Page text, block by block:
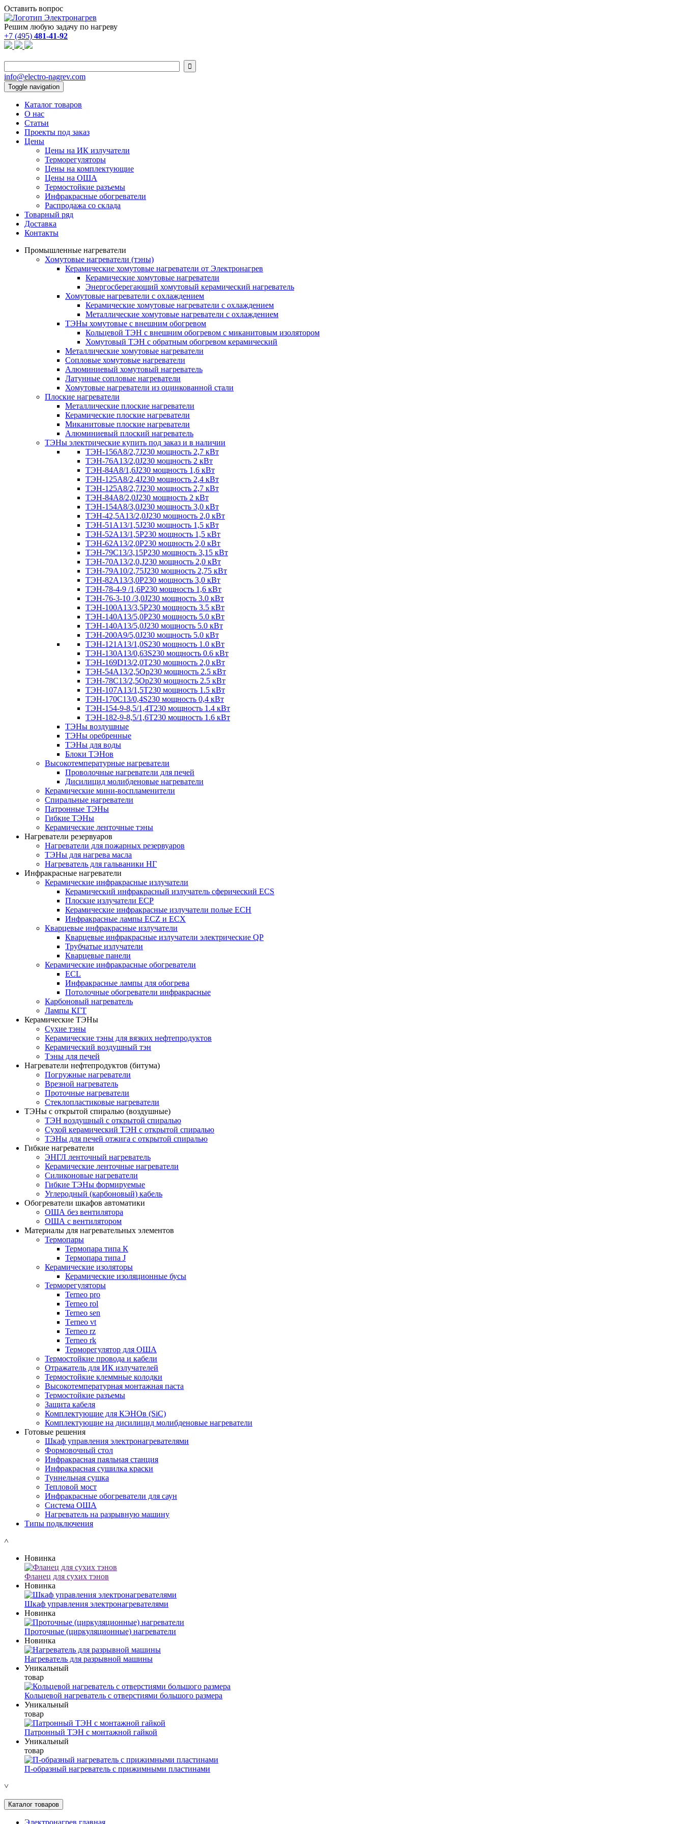
Оставить вопрос
Решим любую задачу по нагреву
+7 (495) 481-41-92

info@electro-nagrev.com
Toggle navigation
Каталог товаров
О нас
Статьи
Проекты под заказ
Цены
Цены на ИК излучатели
Терморегуляторы
Цены на комплектующие
Цены на ОША
Термостойкие разъемы
Инфракрасные обогреватели
Распродажа со склада
Товарный ряд
Доставка
Контакты
Промышленные нагреватели
Хомутовые нагреватели (тэны)
Керамические хомутовые нагреватели от Электронагрев
Керамические хомутовые нагреватели
Энергосберегающий хомутовый керамический нагреватель
Хомутовые нагреватели с охлаждением
Керамические хомутовые нагреватели с охлаждением
Металлические хомутовые нагреватели с охлаждением
ТЭНы хомутовые с внешним обогревом
Кольцевой ТЭН с внешним обогревом с миканитовым изолятором
Хомутовый ТЭН с обратным обогревом керамический
Металлические хомутовые нагреватели
Сопловые хомутовые нагреватели
Алюминиевый хомутовый нагреватель
Латунные сопловые нагреватели
Хомутовые нагреватели из оцинкованной стали
Плоские нагреватели
Металлические плоские нагреватели
Керамические плоские нагреватели
Миканитовые плоские нагреватели
Алюминиевый плоский нагреватель
ТЭНы электрические купить под заказ и в наличии
ТЭН-156А8/2,7J230 мощность 2,7 кВт
ТЭН-76А13/2,0J230 мощность 2 кВт
ТЭН-84А8/1,6J230 мощность 1,6 кВт
ТЭН-125А8/2,4J230 мощность 2,4 кВт
ТЭН-125А8/2,7J230 мощность 2,7 кВт
ТЭН-84А8/2,0J230 мощность 2 кВт
ТЭН-154А8/3,0J230 мощность 3,0 кВт
ТЭН-42,5А13/2,0J230 мощность 2,0 кВт
ТЭН-51А13/1,5J230 мощность 1,5 кВт
ТЭН-52А13/1,5Р230 мощность 1,5 кВт
ТЭН-62А13/2,0Р230 мощность 2,0 кВт
ТЭН-79С13/3,15Р230 мощность 3,15 кВт
ТЭН-70А13/2,0,J230 мощность 2,0 кВт
ТЭН-79А10/2,75J230 мощность 2,75 кВт
ТЭН-82А13/3,0Р230 мощность 3,0 кВт
ТЭН-78-4-9 /1,6P230 мощность 1,6 кВт
ТЭН-76-3-10 /3,0J230 мощность 3.0 кВт
ТЭН-100А13/3,5Р230 мощность 3.5 кВт
ТЭН-140А13/5,0Р230 мощность 5.0 кВт
ТЭН-140А13/5,0J230 мощность 5.0 кВт
ТЭН-200А9/5,0J230 мощность 5.0 кВт
ТЭН-121А13/1,0S230 мощность 1.0 кВт
ТЭН-130А13/0,63S230 мощность 0.6 кВт
ТЭН-169D13/2,0T230 мощность 2,0 кВт
ТЭН-54А13/2,5Ор230 мощность 2.5 кВт
ТЭН-78С13/2,5Ор230 мощность 2.5 кВт
ТЭН-107А13/1,5Т230 мощность 1.5 кВт
ТЭН-170C13/0,4S230 мощность 0,4 кВт
ТЭН-154-9-8,5/1,4Т230 мощность 1.4 кВт
ТЭН-182-9-8,5/1,6Т230 мощность 1.6 кВт
ТЭНы воздушные
ТЭНы оребренные
ТЭНы для воды
Блоки ТЭНов
Высокотемпературные нагреватели
Проволочные нагреватели для печей
Дисилицид молибденовые нагреватели
Керамические мини-воспламенители
Спиральные нагреватели
Патронные ТЭНы
Гибкие ТЭНы
Керамические ленточные тэны
Нагреватели резервуаров
Нагреватели для пожарных резервуаров
ТЭНы для нагрева масла
Нагреватель для гальваники НГ
Инфракрасные нагреватели
Керамические инфракрасные излучатели
Керамический инфракрасный излучатель сферический ECS
Плоские излучатели ECP
Керамические инфракрасные излучатели полые ECH
Инфракрасные лампы ECZ и ECX
Кварцевые инфракрасные излучатели
Кварцевые инфракрасные излучатели электрические QP
Трубчатые излучатели
Кварцевые панели
Керамические инфракрасные обогреватели
ECL
Инфракрасные лампы для обогрева
Потолочные обогреватели инфракрасные
Карбоновый нагреватель
Лампы КГТ
Керамические ТЭНы
Сухие тэны
Керамические тэны для вязких нефтепродуктов
Керамический воздушный тэн
Тэны для печей
Нагреватели нефтепродуктов (битума)
Погружные нагреватели
Врезной нагреватель
Проточные нагреватели
Стеклопластиковые нагреватели
ТЭНы с открытой спиралью (воздушные)
ТЭН воздушный с открытой спиралью
Сухой керамический ТЭН с открытой спиралью
ТЭНы для печей отжига с открытой спиралью
Гибкие нагреватели
ЭНГЛ ленточный нагреватель
Керамические ленточные нагреватели
Силиконовые нагреватели
Гибкие ТЭНы формируемые
Углеродный (карбоновый) кабель
Обогреватели шкафов автоматики
ОША без вентилятора
ОША с вентилятором
Материалы для нагревательных элементов
Термопары
Термопара типа К
Термопара типа J
Керамические изоляторы
Керамические изоляционные бусы
Терморегуляторы
Terneo pro
Terneo rol
Terneo sen
Тerneo vt
Terneo rz
Terneo rk
Терморегулятор для ОША
Термостойкие провода и кабели
Отражатель для ИК излучателей
Термостойкие клеммные колодки
Высокотемпературная монтажная паста
Термостойкие разъемы
Защита кабеля
Комплектующие для КЭНОв (SiC)
Комплектующие на дисилицид молибденовые нагреватели
Готовые решения
Шкаф управления электронагревателями
Формовочный стол
Инфракрасная паяльная станция
Инфракрасная сушилка краски
Туннельная сушка
Тепловой мост
Инфракрасные обогреватели для саун
Система ОША
Нагреватель на разрывную машину
Типы подключения
˄
Новинка
Фланец для сухих тэнов
Новинка
Шкаф управления электронагревателями
Новинка
Проточные (циркуляционные) нагреватели
Новинка
Нагреватель для разрывной машины
Уникальный
товар
Кольцевой нагреватель с отверстиями большого размера
Уникальный
товар
Патронный ТЭН с монтажной гайкой
Уникальный
товар
П-образный нагреватель с прижимными пластинами
˅
Каталог товаров
Электронагрев главная